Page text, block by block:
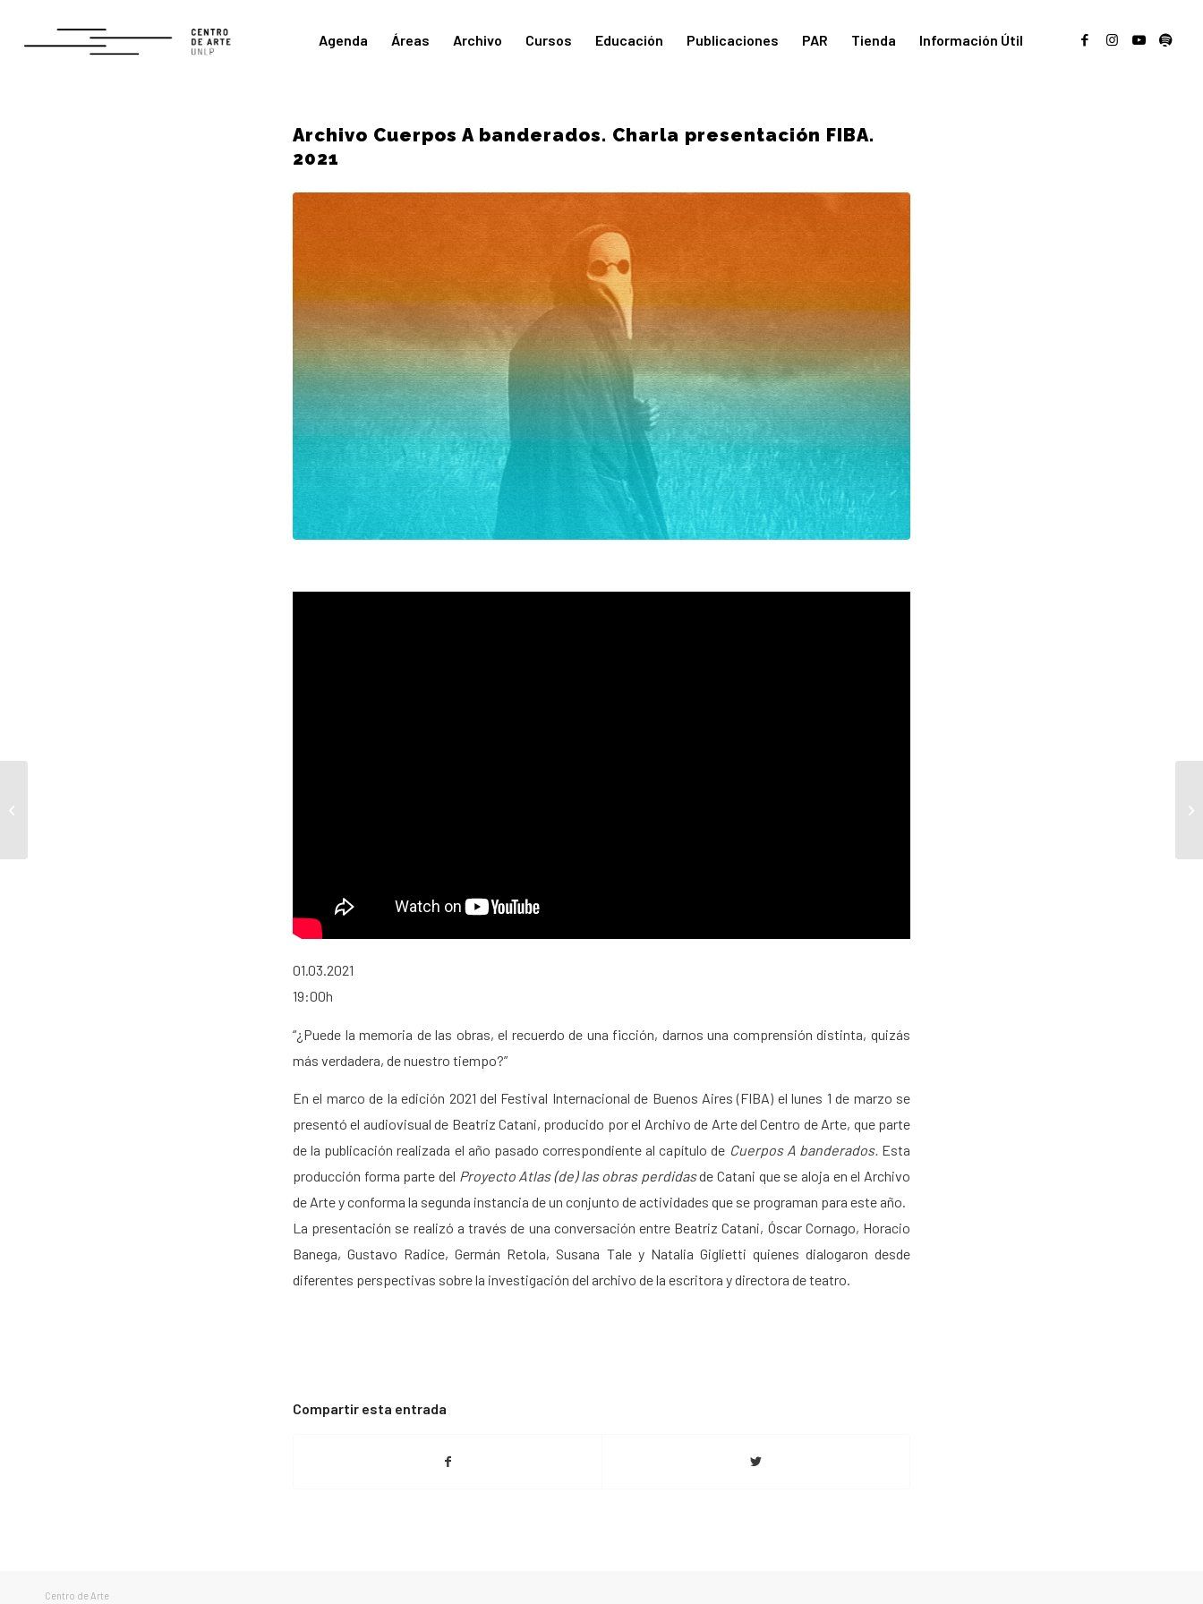
Agenda Áreas Archivo Cursos Educación Publicaciones PAR Tienda Información Útil
Archivo Cuerpos A banderados. Charla presentación FIBA.
2021
01.03.2021
19:00h
“¿Puede la memoria de las obras, el recuerdo de una ficción, darnos una comprensión distinta, quizás
más verdadera, de nuestro tiempo?”
En el marco de la edición 2021 del Festival Internacional de Buenos Aires (FIBA) el lunes 1 de marzo se
presentó el audiovisual de Beatriz Catani, producido por el Archivo de Arte del Centro de Arte, que parte
de la publicación realizada el año pasado correspondiente al capítulo de Cuerpos A banderados.Esta
producción forma parte del Proyecto Atlas (de) las obras perdidasde Catani que se aloja en el Archivo
de Arte y conforma la segunda instancia de un conjunto de actividades que se programan para este año.
La presentación se realizó a través de una conversación entre Beatriz Catani, Óscar Cornago, Horacio
Banega, Gustavo Radice, Germán Retola, Susana Tale y Natalia Giglietti quienes dialogaron desde
diferentes perspectivas sobre la investigación del archivo de la escritora y directora de teatro.
Compartir esta entrada
Centro de Arte